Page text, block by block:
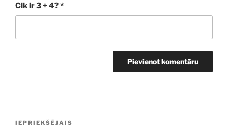
Cik ir 3 + 4?*
Iepriekšējā
IEPRIEKŠĒJAIS